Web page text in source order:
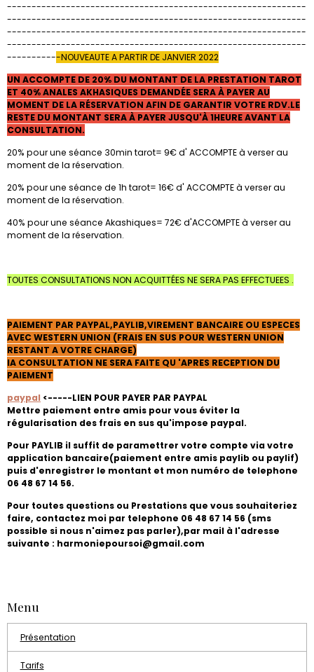
-------------------------------------------------------------
-------------------------------------------------------------
-------------------------------------------------------------
-------------------------------------------------------------
-----------NOUVEAUTE A PARTIR DE JANVIER 2022
UN ACCOMPTE DE 20% DU MONTANT DE LA PRESTATION TAROT
ET 40% ANALES AKHASIQUES DEMANDÉE SERA À PAYER AU
MOMENT DE LA RÉSERVATION AFIN DE GARANTIR VOTRE RDV.LE
RESTE DU MONTANT SERA À PAYER JUSQU'À 1HEURE AVANT LA
CONSULTATION.
20% pour une séance 30min tarot= 9€ d' ACCOMPTE à verser au
moment de la réservation.
20% pour une séance de 1h tarot= 16€ d' ACCOMPTE à verser au
moment de la réservation.
40% pour une séance Akashiques= 72€ d'ACCOMPTE à verser au
moment de la réservation.
TOUTES CONSULTATIONS NON ACQUITTÉES NE SERA PAS EFFECTUEES .
PAIEMENT PAR PAYPAL,PAYLIB,VIREMENT BANCAIRE OU ESPECES
AVEC WESTERN UNION (FRAIS EN SUS POUR WESTERN UNION
RESTANT A VOTRE CHARGE)
lA CONSULTATION NE SERA FAITE QU 'APRES RECEPTION DU
PAIEMENT
paypal <-----LIEN POUR PAYER PAR PAYPAL
Mettre paiement entre amis pour vous éviter la
régularisation des frais en sus qu'impose paypal.
Pour PAYLIB il suffit de paramettrer votre compte via votre
application bancaire(paiement entre amis paylib ou paylif)
puis d'enregistrer le montant et mon numéro de telephone
06 48 67 14 56.
Pour toutes questions ou Prestations que vous souhaiteriez
faire, contactez moi par telephone 06 48 67 14 56 (sms
possible si nous n'aimez pas parler),par mail à l'adresse
suivante : harmoniepoursoi@gmail.com
Menu
Présentation
Tarifs